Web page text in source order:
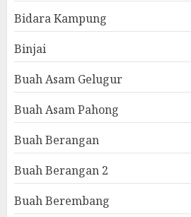
Bidara Kampung
Binjai
Buah Asam Gelugur
Buah Asam Pahong
Buah Berangan
Buah Berangan 2
Buah Berembang